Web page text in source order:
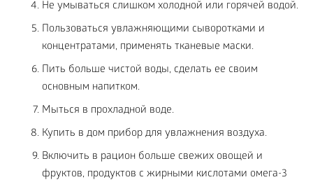
Не умываться слишком холодной или горячей водой.
Пользоваться увлажняющими сыворотками и
концентратами, применять тканевые маски.
Пить больше чистой воды, сделать ее своим
основным напитком.
Мыться в прохладной воде.
Купить в дом прибор для увлажнения воздуха.
Включить в рацион больше свежих овощей и
фруктов, продуктов с жирными кислотами омега-3